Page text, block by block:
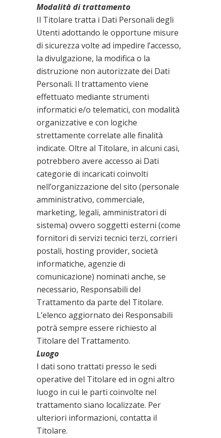
Modalità di trattamento
Il Titolare tratta i Dati Personali degli
Utenti adottando le opportune misure
di sicurezza volte ad impedire l’accesso,
la divulgazione, la modifica o la
distruzione non autorizzate dei Dati
Personali. Il trattamento viene
effettuato mediante strumenti
informatici e/o telematici, con modalità
organizzative e con logiche
strettamente correlate alle finalità
indicate. Oltre al Titolare, in alcuni casi,
potrebbero avere accesso ai Dati
categorie di incaricati coinvolti
nell’organizzazione del sito (personale
amministrativo, commerciale,
marketing, legali, amministratori di
sistema) ovvero soggetti esterni (come
fornitori di servizi tecnici terzi, corrieri
postali, hosting provider, società
informatiche, agenzie di
comunicazione) nominati anche, se
necessario, Responsabili del
Trattamento da parte del Titolare.
L’elenco aggiornato dei Responsabili
potrà sempre essere richiesto al
Titolare del Trattamento.
Luogo
I dati sono trattati presso le sedi
operative del Titolare ed in ogni altro
luogo in cui le parti coinvolte nel
trattamento siano localizzate. Per
ulteriori informazioni, contatta il
Titolare.